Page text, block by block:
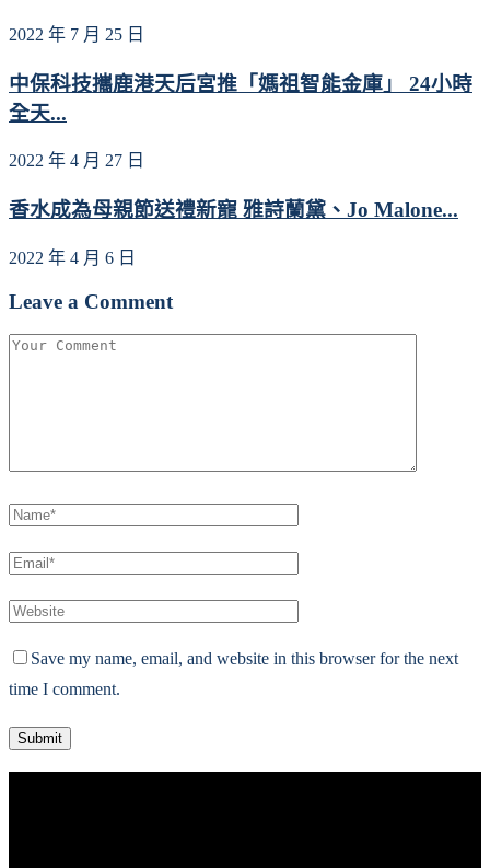
2022 年 7 月 25 日
中保科技攜鹿港天后宮推「媽祖智能金庫」 24小時
全天...
2022 年 4 月 27 日
香水成為母親節送禮新寵 雅詩蘭黛、Jo Malone...
2022 年 4 月 6 日
Leave a Comment
Save my name, email, and website in this browser for the next
time I comment.